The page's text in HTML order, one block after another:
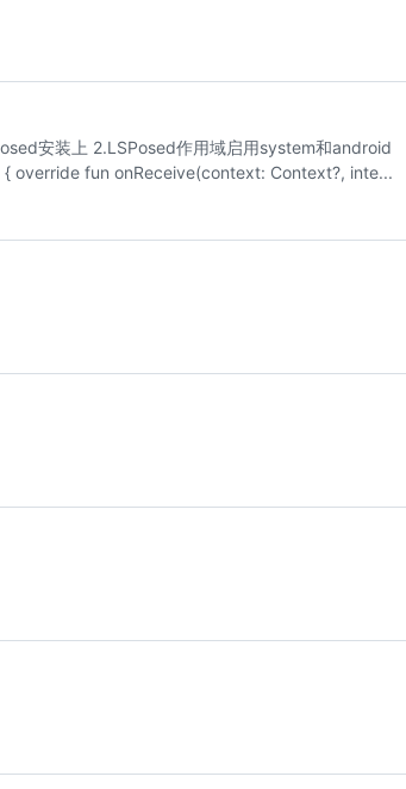
安装上 2.LSPosed作用域启用system和android
override fun onReceive(context: Context?, inte...